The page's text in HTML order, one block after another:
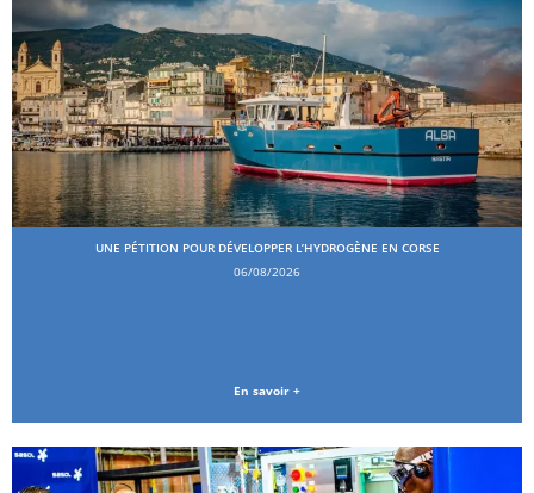
UNE PÉTITION POUR DÉVELOPPER L’HYDROGÈNE EN CORSE
06/08/2026
En savoir +